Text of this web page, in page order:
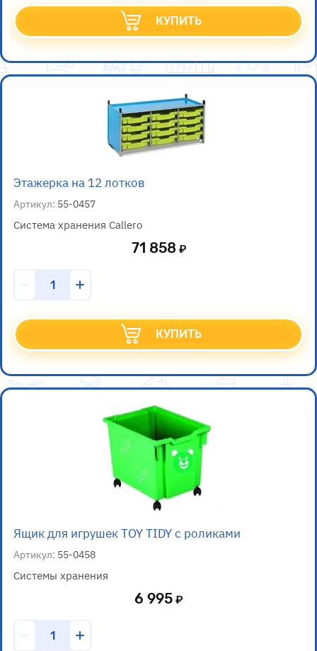
КУПИТЬ
Этажерка на 12 лотков
Артикул: 55-0457
Система хранения Callero
71 858
КУПИТЬ
Ящик для игрушек TOY TIDY с роликами
Артикул: 55-0458
Системы хранения
6 995